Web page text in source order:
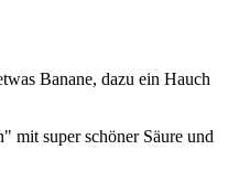
Banane, dazu ein Hauch
mit super schöner Säure und